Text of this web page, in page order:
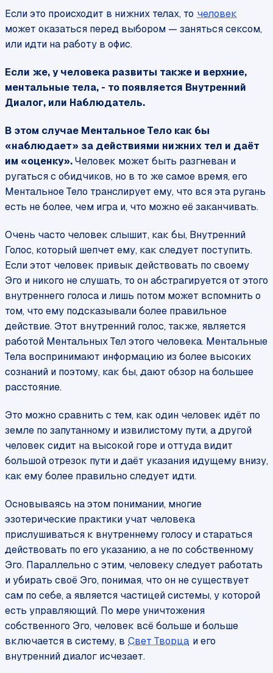
Если это происходит в нижних телах, то человек
может оказаться перед выбором — заняться сексом,
или идти на работу в офис.
Если же, у человека развиты также и верхние,
ментальные тела, - то появляется Внутренний
Диалог, или Наблюдатель.
В этом случае Ментальное Тело как бы
«наблюдает» за действиями нижних тел и даёт
им «оценку».Человек может быть разгневан и
ругаться с обидчиков, но в то же самое время, его
Ментальное Тело транслирует ему, что вся эта ругань
есть не более, чем игра и, что можно её заканчивать.
Очень часто человек слышит, как бы, Внутренний
Голос, который шепчет ему, как следует поступить.
Если этот человек привык действовать по своему
Эго и никого не слушать, то он абстрагируется от этого
внутреннего голоса и лишь потом может вспомнить о
том, что ему подсказывали более правильное
действие. Этот внутренний голос, также, является
работой Ментальных Тел этого человека. Ментальные
Тела воспринимают информацию из более высоких
сознаний и поэтому, как бы, дают обзор на большее
расстояние.
Это можно сравнить с тем, как один человек идёт по
земле по запутанному и извилистому пути, а другой
человек сидит на высокой горе и оттуда видит
большой отрезок пути и даёт указания идущему внизу,
как ему более правильно следует идти.
Основываясь на этом понимании, многие
эзотерические практики учат человека
прислушиваться к внутреннему голосу и стараться
действовать по его указанию, а не по собственному
Эго. Параллельно с этим, человеку следует работать
и убирать своё Эго, понимая, что он не существует
сам по себе, а является частицей системы, у которой
есть управляющий. По мере уничтожения
собственного Эго, человек всё больше и больше
включается в систему, в Свет Творца и его
внутренний диалог исчезает.